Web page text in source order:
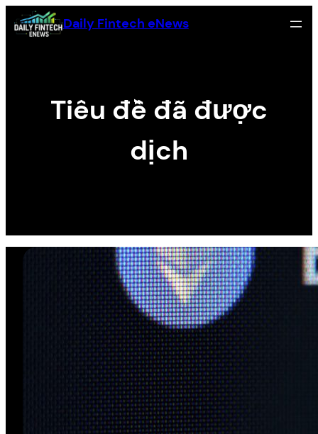
Zum
Inhalt
Daily Fintech eNews
Tiêu đề đã được
dịch